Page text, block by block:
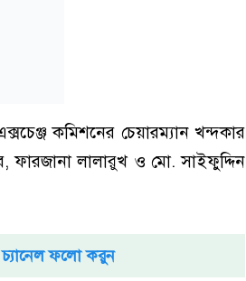
কমিশনের চেয়ারম্যান খন্দকার
লালারুখ ও মো. সাইফুদ্দিন
ফলো করুন